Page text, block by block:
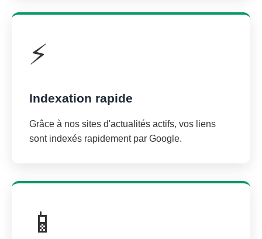
⚡
Indexation rapide
Grâce à nos sites d'actualités actifs, vos liens
sont indexés rapidement par Google.
📱